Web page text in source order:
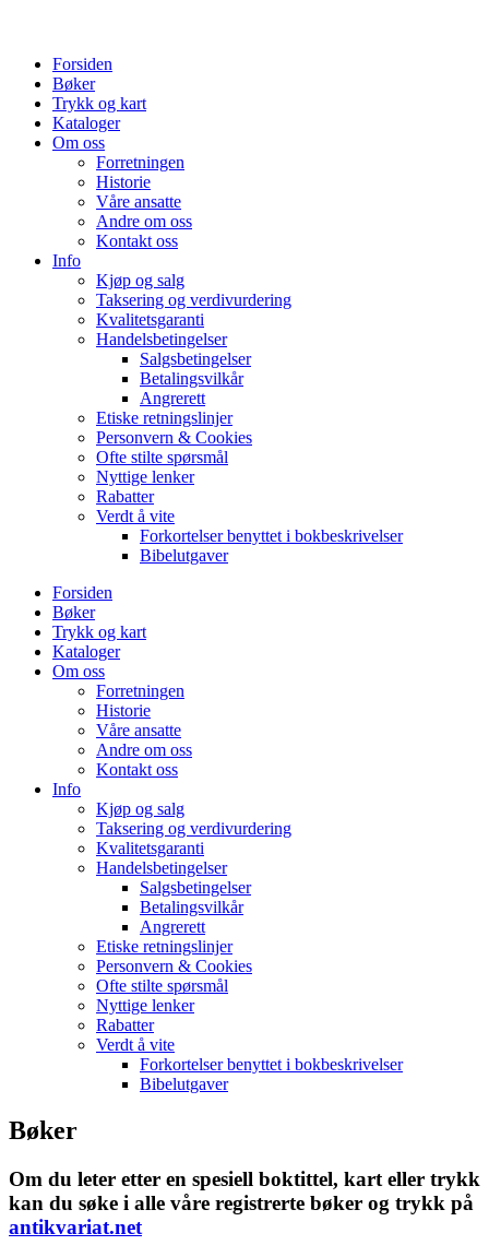
Forsiden
Bøker
Trykk og kart
Kataloger
Om oss
Forretningen
Historie
Våre ansatte
Andre om oss
Kontakt oss
Info
Kjøp og salg
Taksering og verdivurdering
Kvalitetsgaranti
Handelsbetingelser
Salgsbetingelser
Betalingsvilkår
Angrerett
Etiske retningslinjer
Personvern & Cookies
Ofte stilte spørsmål
Nyttige lenker
Rabatter
Verdt å vite
Forkortelser benyttet i bokbeskrivelser
Bibelutgaver
Forsiden
Bøker
Trykk og kart
Kataloger
Om oss
Forretningen
Historie
Våre ansatte
Andre om oss
Kontakt oss
Info
Kjøp og salg
Taksering og verdivurdering
Kvalitetsgaranti
Handelsbetingelser
Salgsbetingelser
Betalingsvilkår
Angrerett
Etiske retningslinjer
Personvern & Cookies
Ofte stilte spørsmål
Nyttige lenker
Rabatter
Verdt å vite
Forkortelser benyttet i bokbeskrivelser
Bibelutgaver
Bøker
Om du leter etter en spesiell boktittel, kart eller trykk
kan du søke i alle våre registrerte bøker og trykk på
antikvariat.net